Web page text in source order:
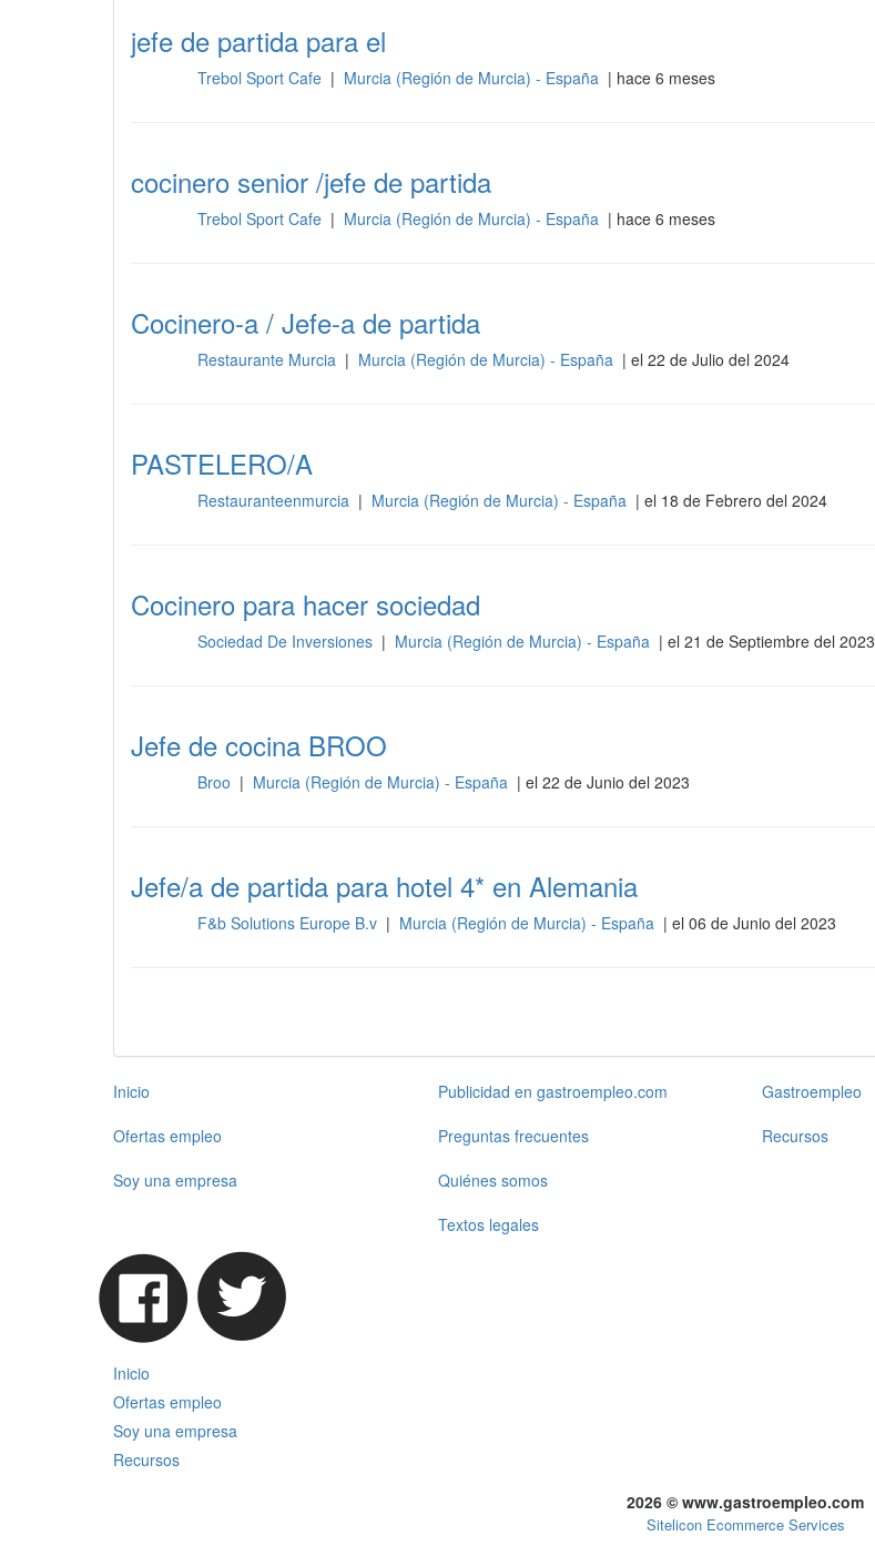
jefe de partida para el
Trebol Sport Cafe | Murcia (Región de Murcia) - España | hace 6 meses
cocinero senior /jefe de partida
Trebol Sport Cafe | Murcia (Región de Murcia) - España | hace 6 meses
Cocinero-a / Jefe-a de partida
Restaurante Murcia | Murcia (Región de Murcia) - España | el 22 de Julio del 2024
PASTELERO/A
Restauranteenmurcia | Murcia (Región de Murcia) - España | el 18 de Febrero del 2024
Cocinero para hacer sociedad
Sociedad De Inversiones | Murcia (Región de Murcia) - España | el 21 de Septiembre del 2023
Jefe de cocina BROO
Broo | Murcia (Región de Murcia) - España | el 22 de Junio del 2023
Jefe/a de partida para hotel 4* en Alemania
F&b Solutions Europe B.v | Murcia (Región de Murcia) - España | el 06 de Junio del 2023
Inicio
Ofertas empleo
Soy una empresa
Publicidad en gastroempleo.com
Preguntas frecuentes
Quiénes somos
Textos legales
Gastroempleo
Recursos
Inicio
Ofertas empleo
Soy una empresa
Recursos
2026 © www.gastroempleo.com
Sitelicon Ecommerce Services